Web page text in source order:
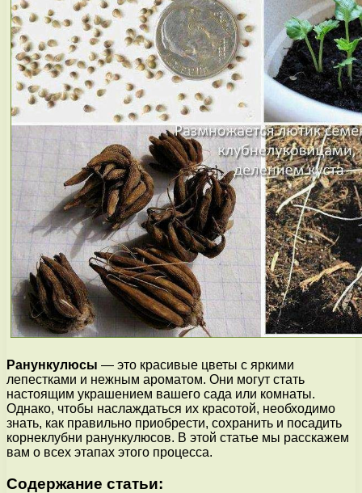
Ранункулюсы — это красивые цветы с яркими
лепестками и нежным ароматом. Они могут стать
настоящим украшением вашего сада или комнаты.
Однако, чтобы наслаждаться их красотой, необходимо
знать, как правильно приобрести, сохранить и посадить
корнеклубни ранункулюсов. В этой статье мы расскажем
вам о всех этапах этого процесса.
Содержание статьи: